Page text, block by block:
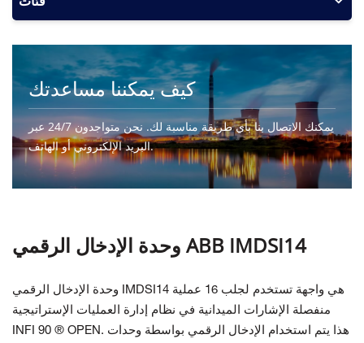
كيف يمكننا مساعدتك
يمكنك الاتصال بنا بأي طريقة مناسبة لك. نحن متواجدون 24/7 عبر
البريد الإلكتروني أو الهاتف.
اتصل بنا
وحدة الإدخال الرقمي ABB IMDSI14
وحدة الإدخال الرقمي IMDSI14 هي واجهة تستخدم لجلب 16 عملية
منفصلة
الإشارات الميدانية في نظام إدارة العمليات الإستراتيجية
INFI 90 ® OPEN. هذا يتم استخدام الإدخال الرقمي بواسطة وحدات